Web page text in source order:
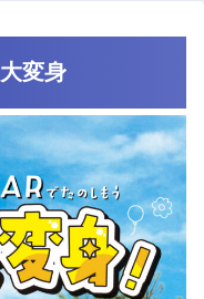
変身